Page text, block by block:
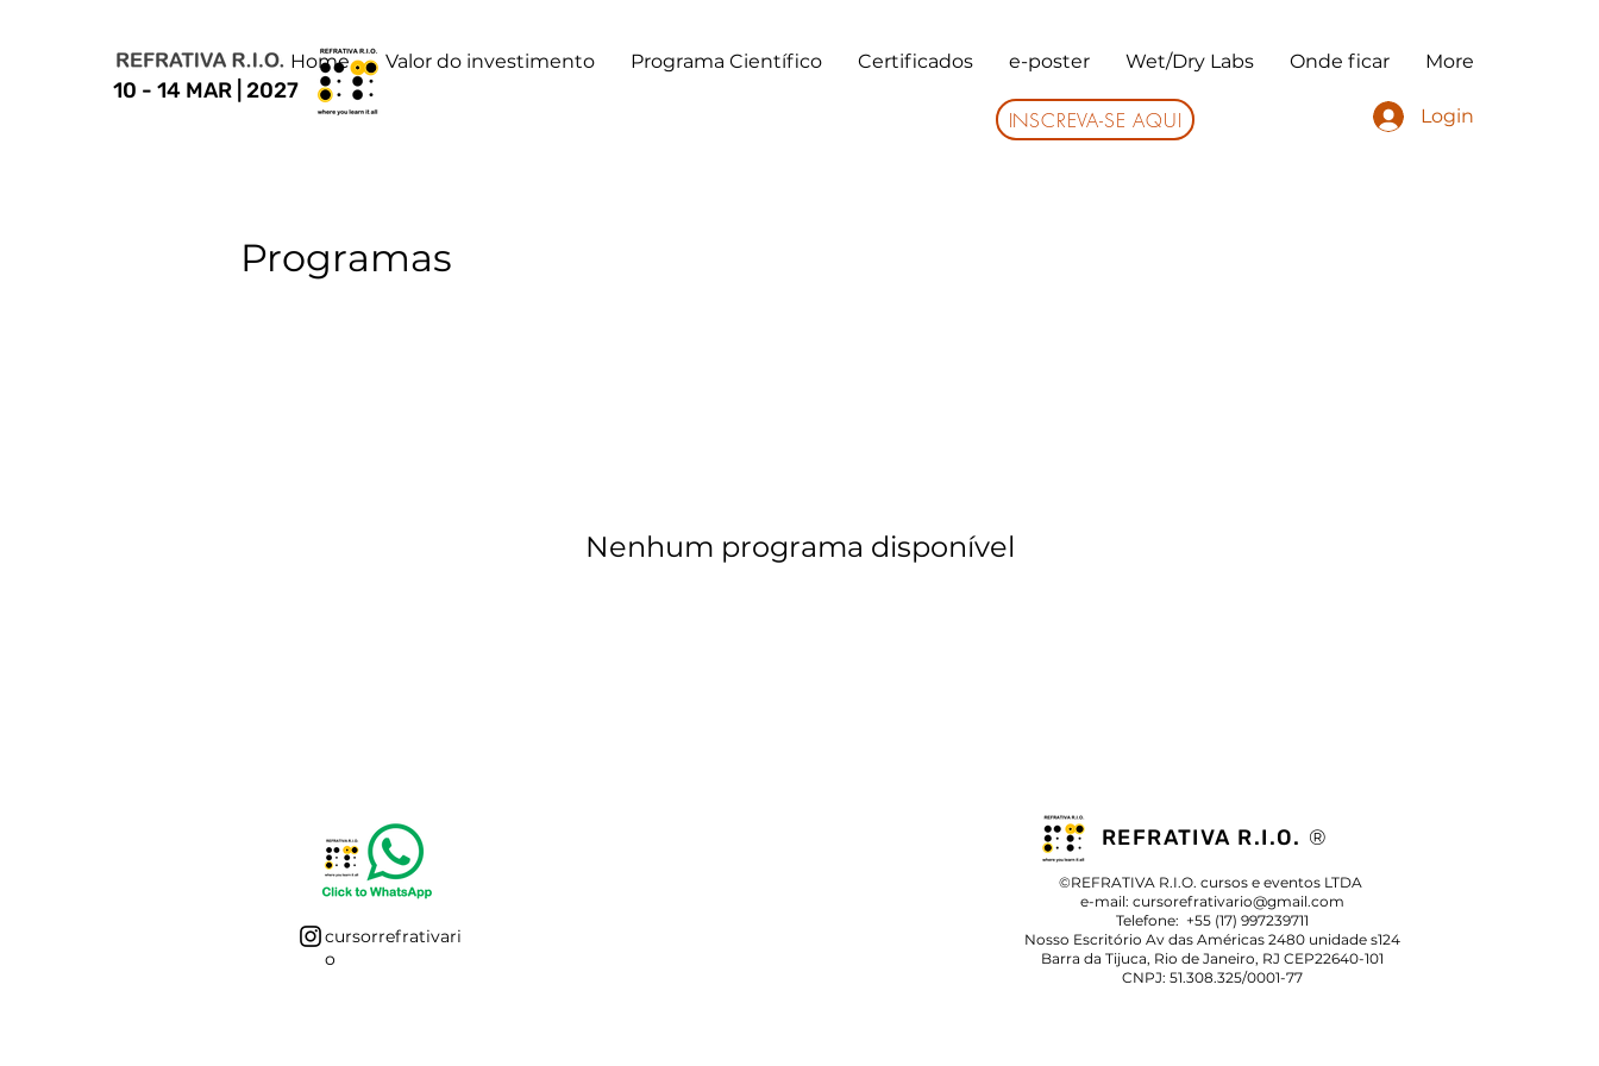
10 - 14 MAR | 2027
Home Valor do investimento Programa Científico Certificados e-poster Wet/Dry Labs Onde ficar More
INSCREVA-SE AQUI Login
Programas
Nenhum programa disponível
cursorrefrativari
o
REFRATIVA R.I.O. ®
©REFRATIVA R.I.O. cursos e eventos LTDA
e-mail:cursorefrativario@gmail.com
Telefone: +55 (17) 997239711
Nosso Escritório Av das Américas 2480 unidade s124
Barra da Tijuca, Rio de Janeiro, RJ CEP22640-101
CNPJ: 51.308.325/0001-77